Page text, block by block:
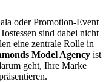
oder Promotion-Event
sind dabei nicht
eine zentrale Rolle in
Model Agency ist
geht, Ihre Marke